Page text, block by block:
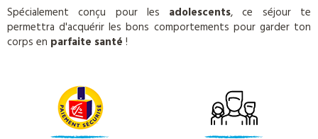
Spécialement conçu pour les adolescents, ce séjour te
permettra d'acquérir les bons comportements pour garder ton
corps en parfaite santé !